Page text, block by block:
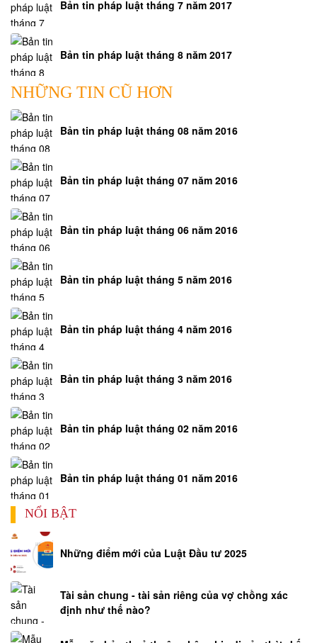
Bản tin pháp luật tháng 7 năm 2017
Bản tin pháp luật tháng 8 năm 2017
NHỮNG TIN CŨ HƠN
Bản tin pháp luật tháng 08 năm 2016
Bản tin pháp luật tháng 07 năm 2016
Bản tin pháp luật tháng 06 năm 2016
Bản tin pháp luật tháng 5 năm 2016
Bản tin pháp luật tháng 4 năm 2016
Bản tin pháp luật tháng 3 năm 2016
Bản tin pháp luật tháng 02 năm 2016
Bản tin pháp luật tháng 01 năm 2016
NỔI BẬT
Những điểm mới của Luật Đầu tư 2025
Tài sản chung - tài sản riêng của vợ chồng xác
định như thế nào?